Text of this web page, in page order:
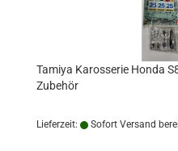
Tamiya Karosserie Honda
Zubehör
Lieferzeit: Sofort Versand